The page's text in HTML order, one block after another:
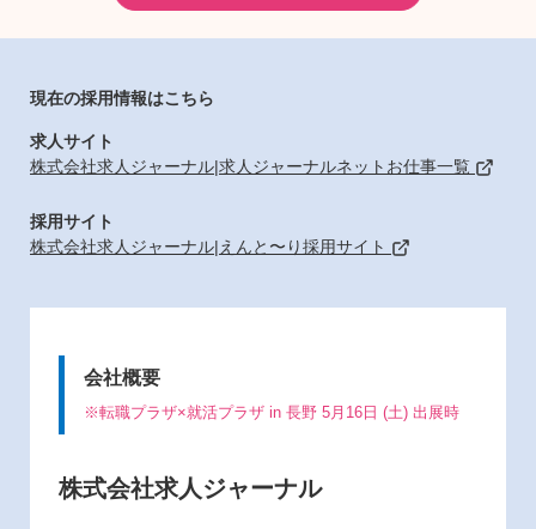
現在の採用情報はこちら
求人サイト
株式会社求人ジャーナル|求人ジャーナルネットお仕事一覧
採用サイト
株式会社求人ジャーナル|えんと〜り採用サイト
会社概要
※転職プラザ×就活プラザ in 長野 5月16日 (土) 出展時
株式会社求人ジャーナル